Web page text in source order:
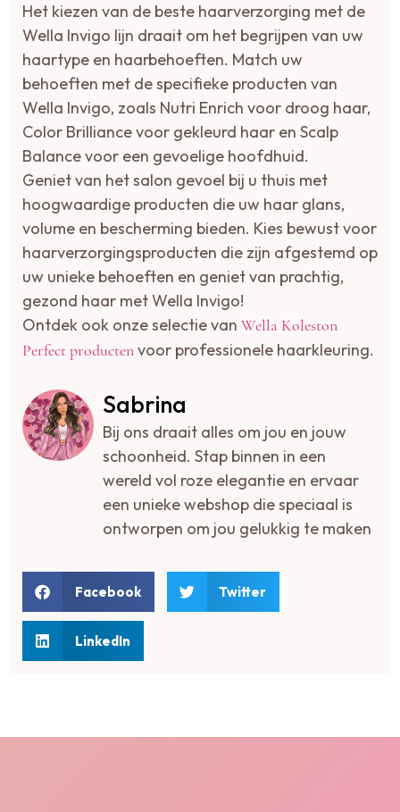
Het kiezen van de beste haarverzorging met de
Wella Invigo lijn draait om het begrijpen van uw
haartype en haarbehoeften. Match uw
behoeften met de specifieke producten van
Wella Invigo, zoals Nutri Enrich voor droog haar,
Color Brilliance voor gekleurd haar en Scalp
Balance voor een gevoelige hoofdhuid.
Geniet van het salon gevoel bij u thuis met
hoogwaardige producten die uw haar glans,
volume en bescherming bieden. Kies bewust voor
haarverzorgingsproducten die zijn afgestemd op
uw unieke behoeften en geniet van prachtig,
gezond haar met Wella Invigo!
Ontdek ook onze selectie van Wella Koleston
Perfect productenvoor professionele haarkleuring.
Sabrina
Bij ons draait alles om jou en jouw
schoonheid. Stap binnen in een
wereld vol roze elegantie en ervaar
een unieke webshop die speciaal is
ontworpen om jou gelukkig te maken
Facebook Twitter
LinkedIn